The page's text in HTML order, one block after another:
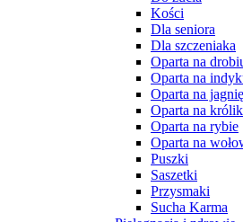
Kości
Dla seniora
Dla szczeniaka
Oparta na
Oparta na
Oparta na
Oparta na
Oparta na rybie
Oparta na
Puszki
Saszetki
Przysmaki
Sucha Karma